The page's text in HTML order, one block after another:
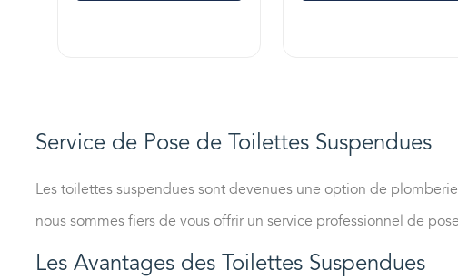
Service de Pose de Toilettes Suspendues
Les toilettes suspendues sont devenues une option de
nous sommes fiers de vous offrir un service professionnel de
Les Avantages des Toilettes Suspendues